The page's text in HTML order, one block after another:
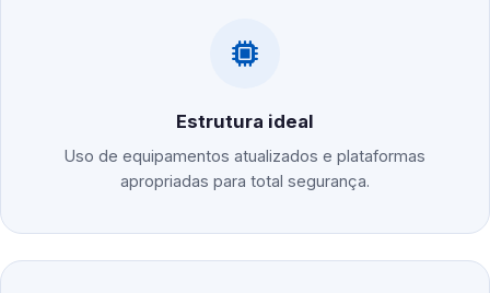
Estrutura ideal
Uso de equipamentos atualizados e plataformas
apropriadas para total segurança.